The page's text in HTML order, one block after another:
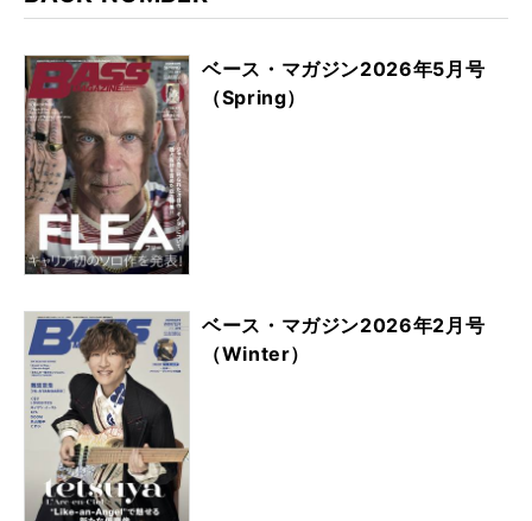
ベース・マガジン2026年5月号
（Spring）
ベース・マガジン2026年2月号
（Winter）